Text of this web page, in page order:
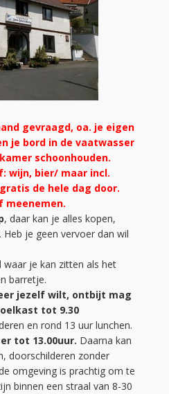
gevraagd, oa. je eigen
je bord in de vaatwasser
schoonhouden.
wijn, bier/ maar incl.
de hele dag door.
meenemen.
, daar kan je alles kopen,
je geen vervoer dan wil
waar je kan zitten als het
barretje.
jezelf wilt, ontbijt mag
tot 9.30
en rond 13 uur lunchen.
tot 13.00uur. Daarna kan
doorschilderen zonder
omgeving is prachtig om te
binnen een straal van 8-30